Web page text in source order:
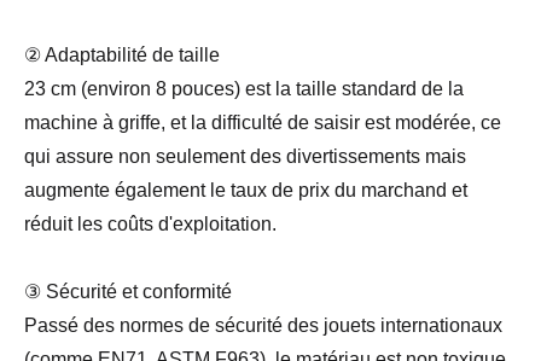
② Adaptabilité de taille
23 cm (environ 8 pouces) est la taille standard de la
machine à griffe, et la difficulté de saisir est modérée, ce
qui assure non seulement des divertissements mais
augmente également le taux de prix du marchand et
réduit les coûts d'exploitation.
③ Sécurité et conformité
Passé des normes de sécurité des jouets internationaux